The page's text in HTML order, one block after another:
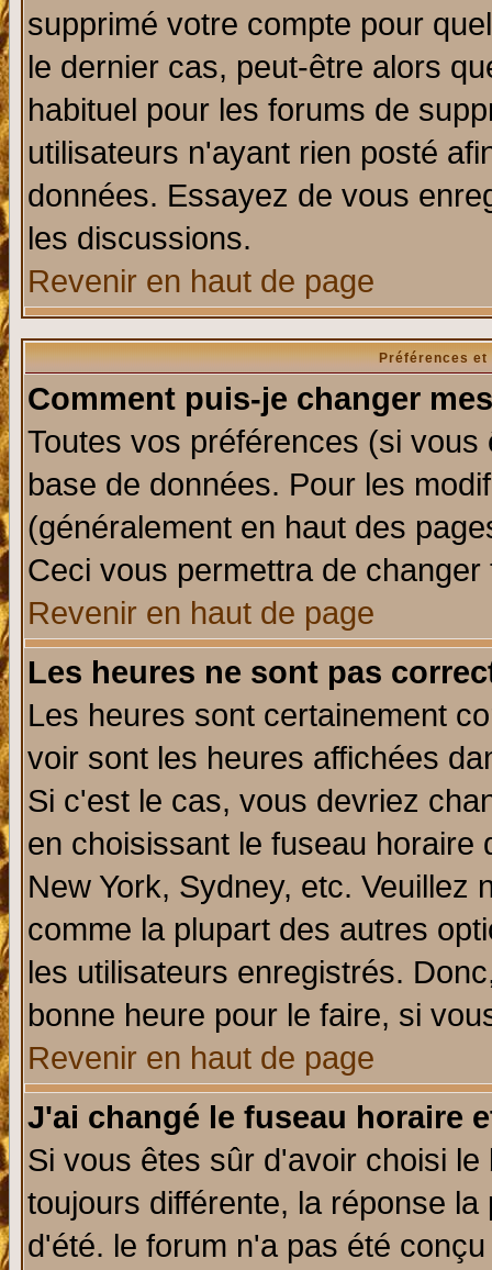
supprimé votre compte pour
le dernier cas, peut-être alors
habituel pour les forums de
utilisateurs n'ayant rien posté
données. Essayez de vous
les discussions.
Revenir en haut de page
Préférences
Comment puis-je changer
Toutes vos préférences (si
base de données. Pour les
(généralement en haut des
Ceci vous permettra de
Revenir en haut de page
Les heures ne sont pas
Les heures sont certainement
voir sont les heures affichées
Si c'est le cas, vous devriez
en choisissant le fuseau
New York, Sydney, etc. Veuillez
comme la plupart des autres
les utilisateurs enregistrés.
bonne heure pour le faire, si
Revenir en haut de page
J'ai changé le fuseau horaire
Si vous êtes sûr d'avoir choisi
toujours différente, la réponse
d'été. le forum n'a pas été